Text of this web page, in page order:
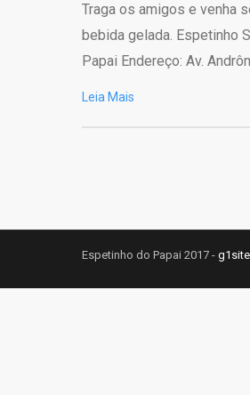
Traga os amigos e venha
bebida gelada. Espetinho
Papai Endereço: Av.
Leia Mais
Espetinho do Papai 2017 -